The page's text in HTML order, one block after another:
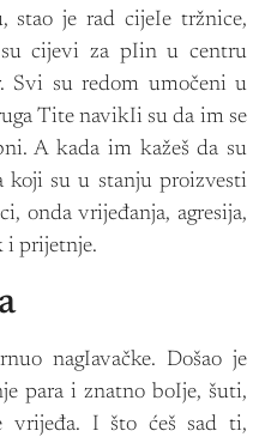
stao je rad cijeIe tržnice,
cijevi za pIin u centru
Svi su redom umočeni u
Tite navikIi su da im se
A kada im kažeš da su
koji su u stanju proizvesti
onda vrijeđanja, agresija,
i prijetnje.
nagIavačke. Došao je
para i znatno boIje, šuti,
vrijeđa. I što ćeš sad ti,